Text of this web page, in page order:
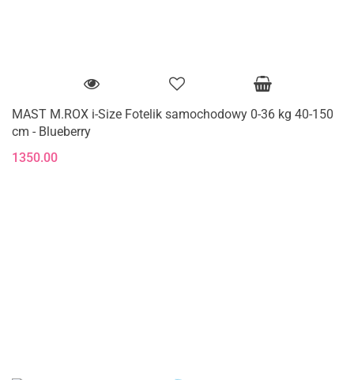
MAST M.ROX i-Size Fotelik samochodowy 0-36 kg 40-150
cm - Blueberry
1350.00